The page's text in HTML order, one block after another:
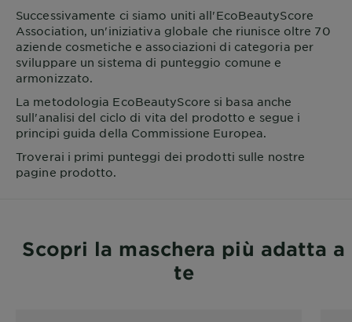
Successivamente ci siamo uniti all'EcoBeautyScore
Association, un'iniziativa globale che riunisce oltre 70
aziende cosmetiche e associazioni di categoria per
sviluppare un sistema di punteggio comune e
armonizzato.
La metodologia EcoBeautyScore si basa anche
sull'analisi del ciclo di vita del prodotto e segue i
principi guida della Commissione Europea.
Troverai i primi punteggi dei prodotti sulle nostre
pagine prodotto.
Scopri la maschera più adatta a
te